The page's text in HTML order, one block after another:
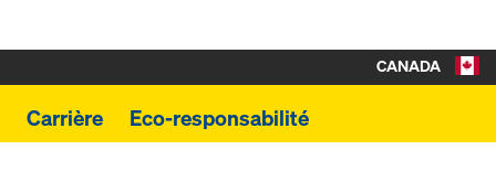
Carrière Eco-responsabilité
CANADA